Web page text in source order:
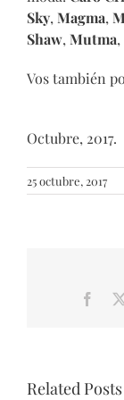
Sky, Magma,
Shaw, Mutma,
Vos también
Octubre, 2017.
25 octubre, 2017
Related Posts